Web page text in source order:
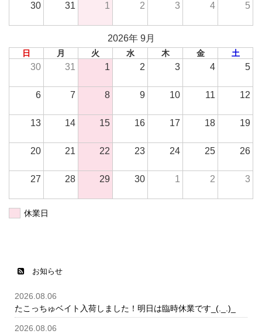
30 31 1 2 3 4 5
2026年 9月
日 月 火 水 木 金 土
30 31 1 2 3 4 5
6 7 8 9 10 11 12
13 14 15 16 17 18 19
20 21 22 23 24 25 26
27 28 29 30 1 2 3
休業日
お知らせ
2026.08.06
たこっちゅベイト入荷しました！明日は臨時休業です_(._.)_
2026.08.06